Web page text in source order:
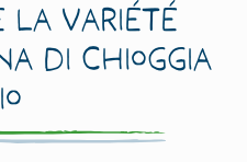
la variété
di Chioggia